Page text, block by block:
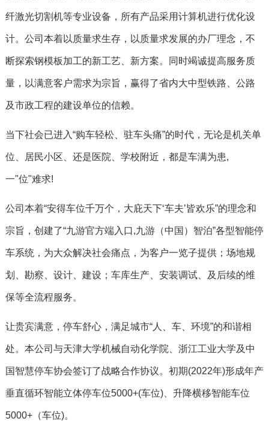
纤激光切割机等专业设备，所有产品采用计算机进行优化设
计。公司本着以质量求生存，以质量求发展的办厂理念，不
断探索钢模板加工的新工艺、新方案。同时竭诚提高服务质
量，以满意客户需求为宗旨，赢得了省内大中型铁路、公路
及市政工程的建设单位的信赖。
当下社会已进入“购车轻松、驻车头痛”的时代，无论是机关单
位、居民小区、还是医院、学校附近，都是车满为患,
一"位"难求!
公司本着“安得车位千万个，大庇天下‘车夫’皆欢乐”的理念和
宗旨，创建了“九游官方端入口,九游（中国）智泊”各型智能停
车系统，为大众解决社会痛点，为客户一览子提供；场地规
划、勘察、设计、建设；车库生产、安装调试、及后续的维
保等全流程服务。
让贵宾满意，停车舒心，满足城市“人、车、环境”的和谐相
处。本公司与天津大学机械自动化学院、浙江工业大学及中
国智慧停车协会签订了战略合作协议。初期(2022年)形成年产
垂直循环智能立体停车位5000+(车位)、升降横移智能车位
5000+（车位)。